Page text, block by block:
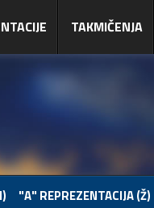
TAKMIČENJA
"A" REPREZENTACIJA (Ž)